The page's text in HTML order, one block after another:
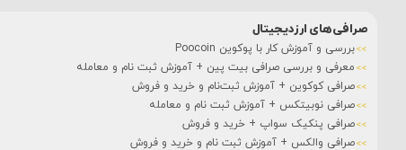
صرافی‌های ارزدیجیتال
بررسی و آموزش کار با پوکوین Poocoin
معرفی و بررسی صرافی بیت پین + آموزش ثبت نام و معامله
صرافی کوکوین + آموزش ثبت‌نام و خرید و فروش
صرافی نوبیتکس + آموزش ثبت نام و معامله
صرافی پنکیک سواپ + خرید و فروش
صرافی والکس + آموزش ثبت نام و خرید و فروش